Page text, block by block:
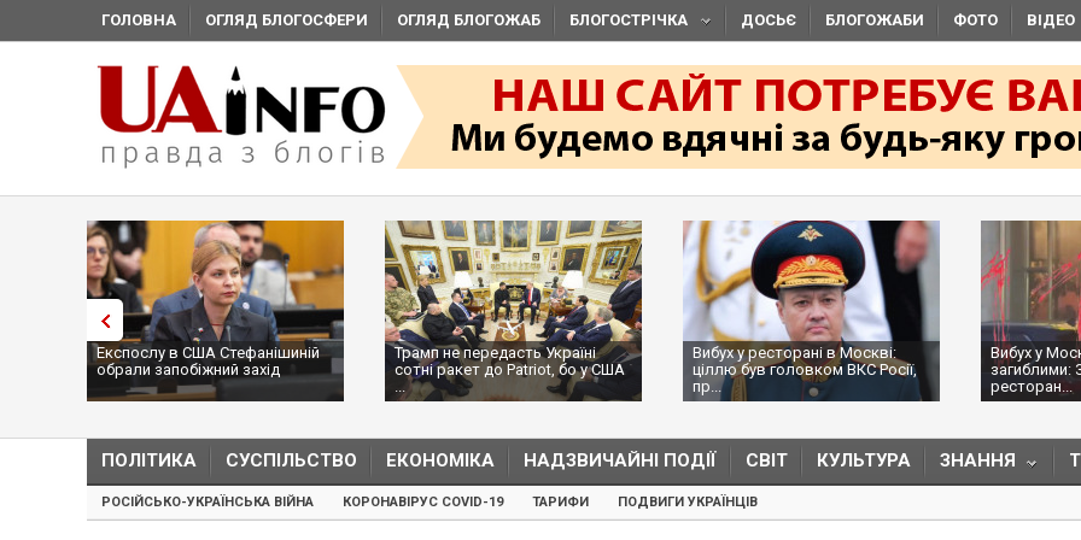
ГОЛОВНА ОГЛЯД БЛОГОСФЕРИ ОГЛЯД БЛОГОЖАБ БЛОГОСТРІЧКА ДОСЬЄ БЛОГОЖАБИ ФОТО ВІДЕО
Експослу в США Стефанішиній
обрали запобіжний захід
Трамп не передасть Україні
сотні ракет до Patriot, бо у США
...
Вибух у ресторані в Москві:
ціллю був головком ВКС Росії,
пр...
Вибух у
загиблими:
ресторан...
ПОЛІТИКА СУСПІЛЬСТВО ЕКОНОМІКА НАДЗВИЧАЙНІ ПОДІЇ СВІТ КУЛЬТУРА ЗНАННЯ
РОСІЙСЬКО-УКРАЇНСЬКА ВІЙНА КОРОНАВІРУС COVID-19 ТАРИФИ ПОДВИГИ УКРАЇНЦІВ